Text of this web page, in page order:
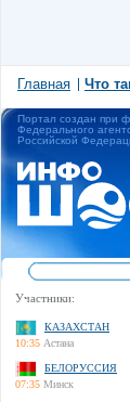
Главная Что
Портал создан при
Федерального
Российской
Участники:
КАЗАХСТАН
10:35 Астана
БЕЛОРУССИЯ
07:35 Минск